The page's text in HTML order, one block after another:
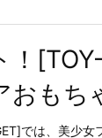
！
おもち
では、美少